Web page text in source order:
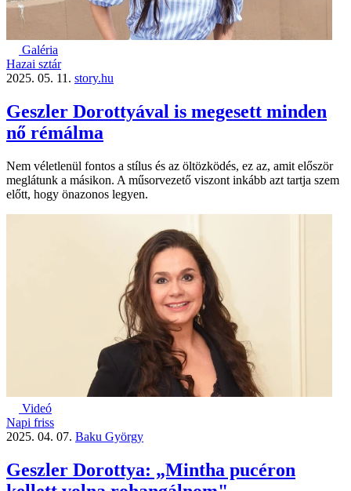
Galéria
Hazai sztár
2025. 05. 11. story.hu
Geszler Dorottyával is megesett minden
nő rémálma
Nem véletlenül fontos a stílus és az öltözködés, ez az, amit először
meglátunk a másikon. A műsorvezető viszont inkább azt tartja szem
előtt, hogy önazonos legyen.
Videó
Napi friss
2025. 04. 07. Baku György
Geszler Dorottya: „Mintha pucéron